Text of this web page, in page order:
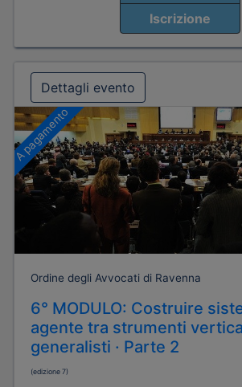
Iscrizione
Dettagli evento
A pagamento
Ordine degli Avvocati di Ravenna
6° MODULO: Costruire
agente tra strumenti
generalisti · Parte 2
(edizione 7)